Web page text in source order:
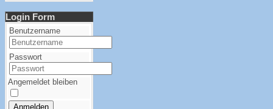
Login Form
Benutzername
Passwort
Angemeldet bleiben
Anmelden